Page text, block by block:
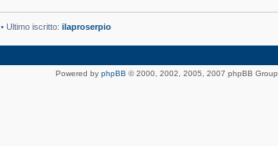
• Ultimo iscritto:ilaproserpio
Powered by phpBB © 2000, 2002, 2005, 2007 phpBB Group